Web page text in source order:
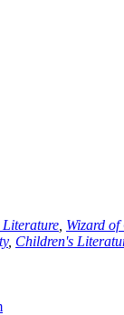
Wizard of
, Children's